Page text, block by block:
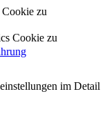
zu
Cookie zu
im Detail